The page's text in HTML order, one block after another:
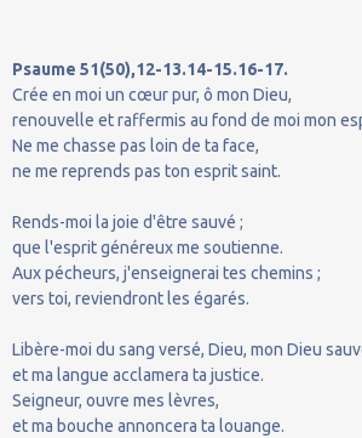
Psaume 51(50),12-13.14-15.16-17.
Crée en moi un cœur pur, ô mon Dieu,
renouvelle et raffermis au fond de moi mon
Ne me chasse pas loin de ta face,
ne me reprends pas ton esprit saint.
Rends-moi la joie d'être sauvé ;
que l'esprit généreux me soutienne.
Aux pécheurs, j'enseignerai tes chemins ;
vers toi, reviendront les égarés.
Libère-moi du sang versé, Dieu, mon Dieu
et ma langue acclamera ta justice.
Seigneur, ouvre mes lèvres,
et ma bouche annoncera ta louange.